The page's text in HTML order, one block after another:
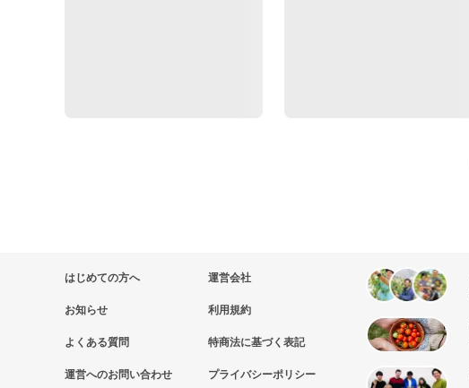
はじめての方へ
お知らせ
よくある質問
運営へのお問い合わせ
運営会社
利用規約
特商法に基づく表記
プライバシーポリシー